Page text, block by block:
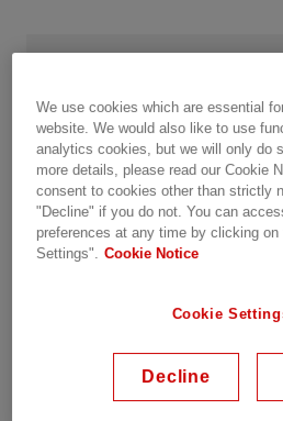
“我们选择日立能源是
电网连接方面的专业知
快速交付的降低成本的
- 我们的首要任务。”
高达
We use cookies which are essential
website. We would also like to use
analytics cookies, but we will only do
more details, please read our Cookie
consent to cookies other than strictly
"Decline" if you do not. You can
preferences at any time by clicking on
Settings". Cookie Notice
Cookie
Decline